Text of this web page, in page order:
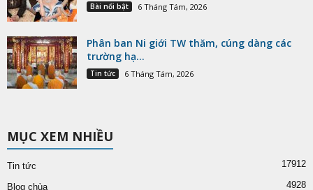
Bài nổi bật 6 Tháng Tám, 2026
Phân ban Ni giới TW thăm, cúng dàng các
trường hạ...
Tin tức 6 Tháng Tám, 2026
MỤC XEM NHIỀU
Tin tức 17912
Blog chùa 4928